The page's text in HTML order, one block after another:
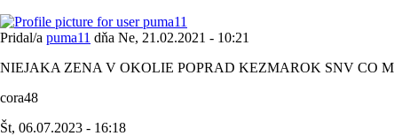
Pridal/a puma11 dňa Ne, 21.02.2021 - 10:21
NIEJAKA ZENA V OKOLIE POPRAD KEZMAROK SNV CO
cora48
Št, 06.07.2023 - 16:18